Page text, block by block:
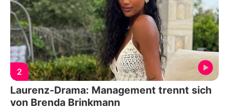
2
Laurenz-Drama: Management trennt sich
von Brenda Brinkmann